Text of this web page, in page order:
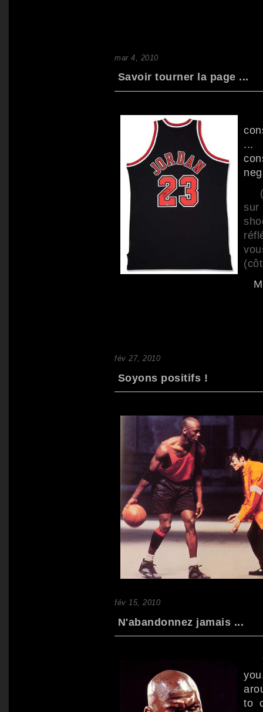
mar 4, 2010
Savoir tourner la page ...
...
fév 27, 2010
Soyons positifs !
fév 15, 2010
N'abandonnez jamais ...
"
to